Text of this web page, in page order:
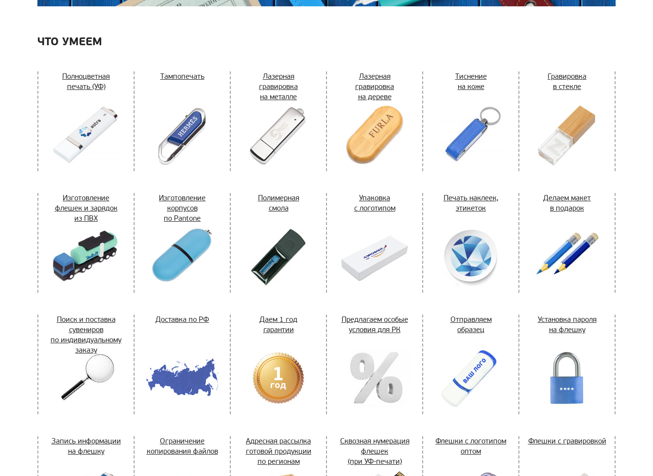
ЧТО УМЕЕМ
Полноцветная
печать (УФ)
Тампопечать
Лазерная
гравировка
на металле
Лазерная
гравировка
на дереве
Тиснение
на коже
Гравировка
в стекле
Изготовление
флешек и зарядок
из ПВХ
Изготовление
корпусов
по Pantone
Полимерная
смола
Упаковка
с логотипом
Печать наклеек,
этикеток
Делаем макет
в подарок
Поиск и поставка
сувениров
по индивидуальному
заказу
Доставка по РФ
Даем 1 год
гарантии
Предлагаем особые
условия для РК
Отправляем
образец
Установка пароля
на флешку
Запись информации
на флешку
Ограничение
копирования файлов
Адресная рассылка
готовой продукции
по регионам
Сквозная нумерация
флешек
(при УФ-печати)
Флешки с логотипом
оптом
Флешки с гравировкой